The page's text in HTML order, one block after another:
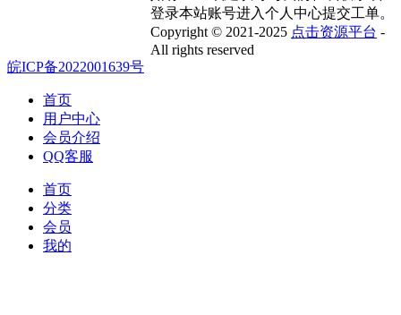
登录本站账号进入个人中心提交工单。
Copyright © 2021-2025 点击资源平台 -
All rights reserved
皖ICP备2022001639号
首页
用户中心
会员介绍
QQ客服
首页
分类
会员
我的